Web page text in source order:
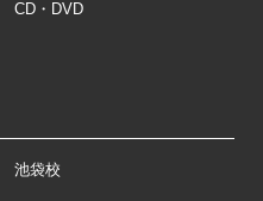
CD・DVD
池袋校